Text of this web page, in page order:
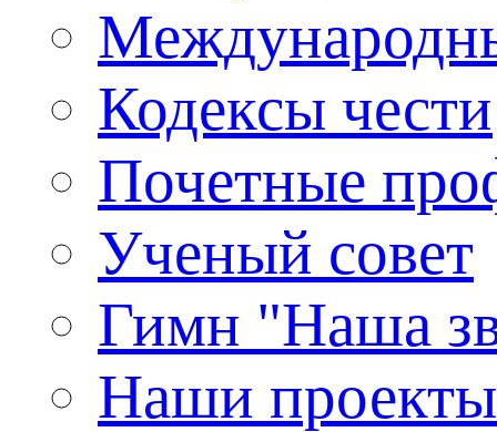
Кодексы чести
Почетные
Ученый совет
Гимн "Наша
Наши проекты